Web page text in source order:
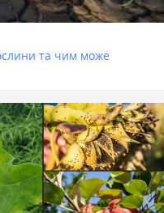
та чим може